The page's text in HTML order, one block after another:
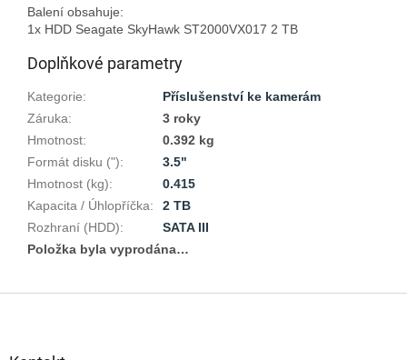
Balení obsahuje:
Doplňkové parametry
Kategorie:
Příslušenství ke kamerám
Záruka:
3 roky
Hmotnost:
0.392 kg
Formát disku ("):
3.5"
Hmotnost (kg):
0.415
Kapacita / Úhlopříčka:
2 TB
Rozhraní (HDD):
SATA III
Položka byla vyprodána…